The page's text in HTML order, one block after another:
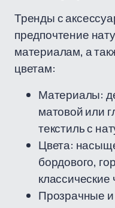
Тренды с
предпочтение
материалам, а
цветам:
Материалы:
матовой или
текстиль с
Цвета:
бордового,
Прозрачные